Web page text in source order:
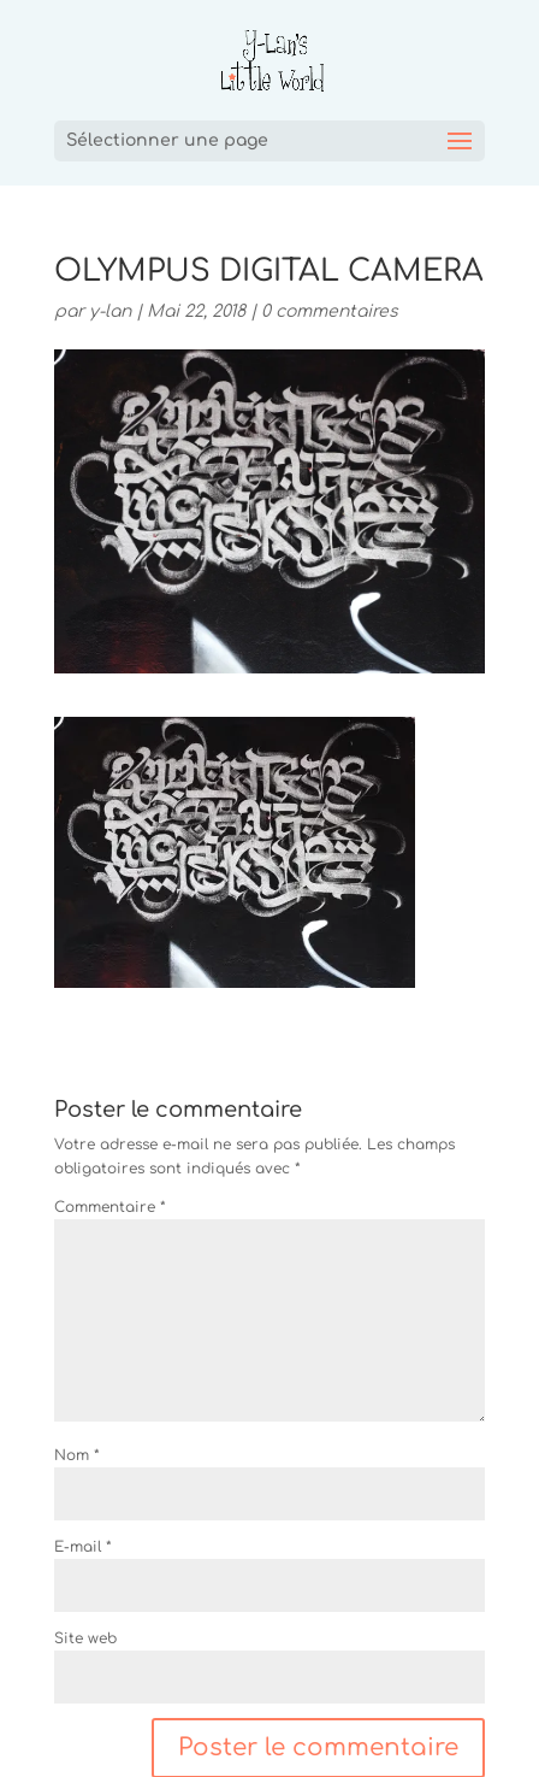
Sélectionner une page
OLYMPUS DIGITAL CAMERA
par y-lan| Mai 22, 2018| 0 commentaires
Poster le commentaire
Votre adresse e-mail ne sera pas publiée. Les champs
obligatoires sont indiqués avec *
Commentaire *
Nom *
E-mail *
Site web